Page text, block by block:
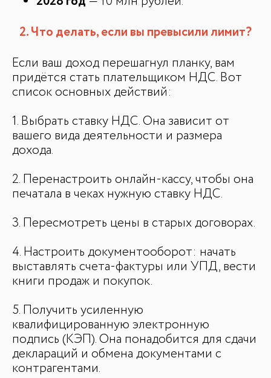
ДЛЯ СМИ
Медиакит
Контакты
2. Что делать, если вы превысили лимит?
Если ваш доход перешагнул планку, вам
придётся стать плательщиком НДС. Вот
список основных действий:
1. Выбрать ставку НДС. Она зависит от
вашего вида деятельности и размера
дохода.
2. Перенастроить онлайн-кассу, чтобы она
печатала в чеках нужную ставку НДС.
3. Пересмотреть цены в старых договорах.
4. Настроить документооборот: начать
выставлять счета-фактуры или УПД, вести
книги продаж и покупок.
5. Получить усиленную
квалифицированную электронную
подпись (КЭП). Она понадобится для сдачи
деклараций и обмена документами с
контрагентами.